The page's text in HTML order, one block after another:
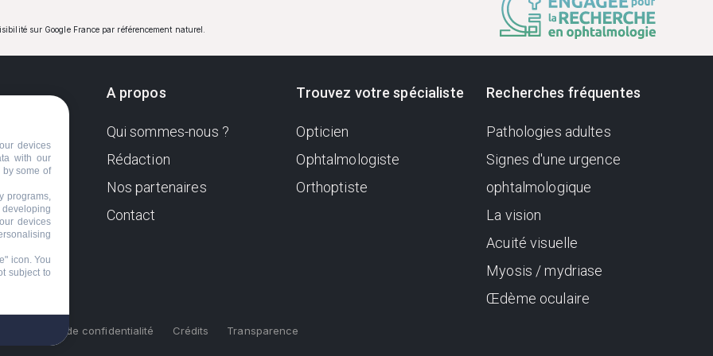
sur Google France par référencement naturel.
Sa
A propos
Qui sommes-nous ?
Rédaction
Nos partenaires
Contact
Trouvez votre spécialiste
Opticien
Ophtalmologiste
Orthoptiste
Recherches fréquentes
Pathologies adultes
Signes d'une urgence
ophtalmologique
La vision
Acuité visuelle
Myosis / mydriase
Œdème oculaire
Politique de confidentialité Crédits Transparence
devices
with our
some of
programs,
developing
devices
icon. You
subject to